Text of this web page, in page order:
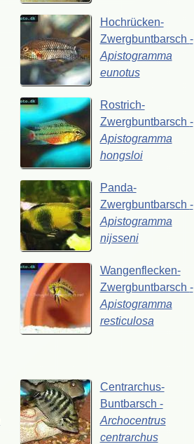
Hochrücken-
Zwergbuntbarsch -
Apistogramma
eunotus
Rostrich-
Zwergbuntbarsch -
Apistogramma
hongsloi
Panda-
Zwergbuntbarsch -
Apistogramma
nijsseni
Wangenflecken-
Zwergbuntbarsch -
Apistogramma
resticulosa
Centrarchus-
Buntbarsch -
Archocentrus
centrarchus